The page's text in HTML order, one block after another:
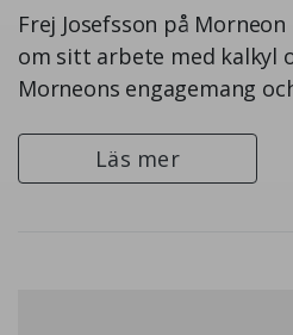
Frej Josefsson på
om sitt arbete med kalkyl
Morneons engagemang
Läs mer